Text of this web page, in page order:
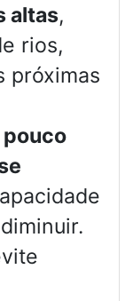
altas,
rios,
próximas
pouco